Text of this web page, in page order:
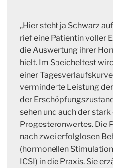
„Hier steht ja Schwarz
rief eine Patientin voller
die Auswertung ihrer
hielt. Im Speicheltest
einer
verminderte Leistung
der
sehen und auch der
Progesteronwertes. Die
nach zwei erfolglosen
(hormonellen
ICSI) in die Praxis. Sie